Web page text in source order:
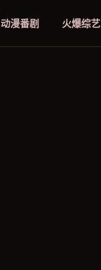
动漫番剧 火爆综艺